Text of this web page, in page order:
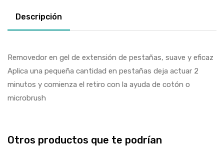
Descripción
Removedor en gel de extensión de pestañas, suave y eficaz
Aplica una pequeña cantidad en pestañas deja actuar 2
minutos y comienza el retiro con la ayuda de cotón o
microbrush
Otros productos que te podrían